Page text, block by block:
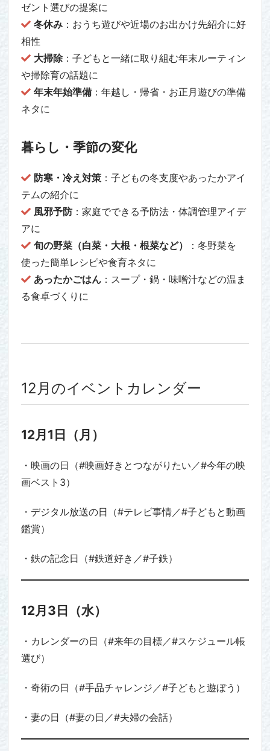
ゼント選びの提案に
冬休み ：おうち遊びや近場のお出かけ先紹介に好
相性
大掃除：子どもと一緒に取り組む年末ルーティン
や掃除育の話題に
年末年始準備 ：年越し・帰省・お正月遊びの準備
ネタに
暮らし・季節の変化
防寒・冷え対策 ：子どもの冬支度やあったかアイ
テムの紹介に
風邪予防：家庭でできる予防法・体調管理アイデ
アに
旬の野菜（白菜・大根・根菜など）
：冬野菜を
使った簡単レシピや食育ネタに
あったかごはん ：スープ・鍋・味噌汁などの温ま
る食卓づくりに
12月のイベントカレンダー
12月1日（月）
・映画の日（#映画好きとつながりたい／#今年の映
画ベスト3）
・デジタル放送の日（#テレビ事情／#子どもと動画
鑑賞）
・鉄の記念日（#鉄道好き／#子鉄）
12月3日（水）
・カレンダーの日（#来年の目標／#スケジュール帳
選び）
・奇術の日（#手品チャレンジ／#子どもと遊ぼう）
・妻の日（#妻の日／#夫婦の会話）